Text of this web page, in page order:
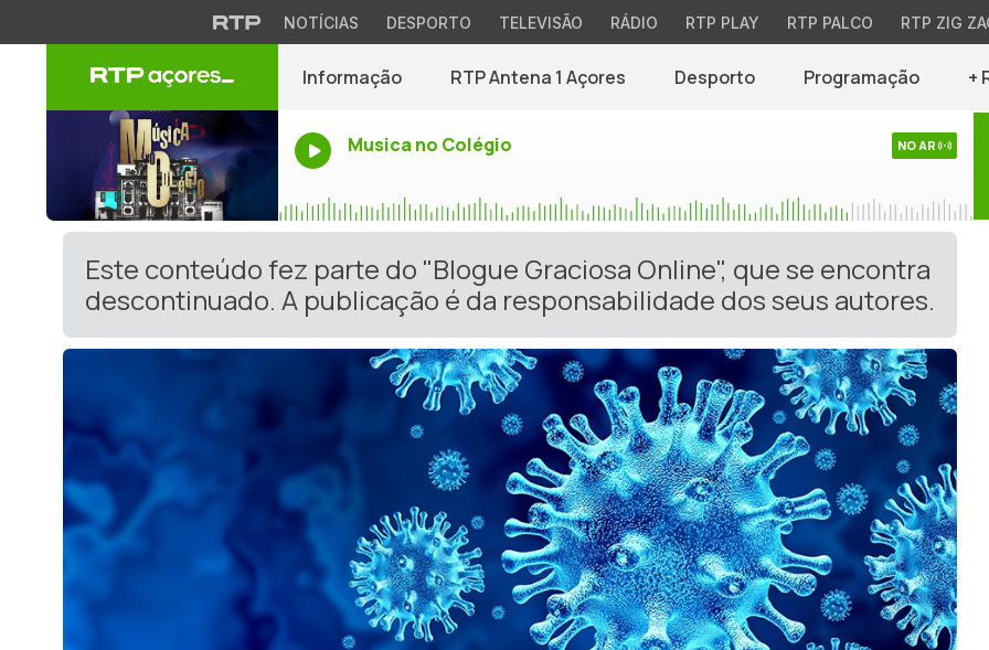
NOTÍCIAS DESPORTO TELEVISÃO RÁDIO RTP PLAY RTP PALCO RTP ZIG
Informação RTP Antena 1 Açores Desporto Programação +
Musica no Colégio NO AR
Este conteúdo fez parte do "Blogue Graciosa Online", que se encontra
descontinuado. A publicação é da responsabilidade dos seus autores.